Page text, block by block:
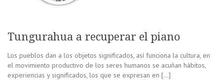
Tungurahua a recuperar el piano
Los pueblos dan a los objetos significados, así funciona la cultura, en
el movimiento productivo de los seres humanos se acuñan hábitos,
experiencias y significados, los que se expresan en […]